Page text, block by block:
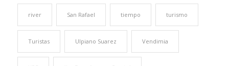
river San Rafael tiempo turismo
Turistas Ulpiano Suarez Vendimia